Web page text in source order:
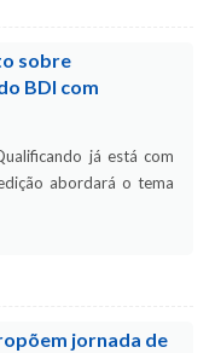
sobre
BDI com
já está com
abordará o tema
jornada de